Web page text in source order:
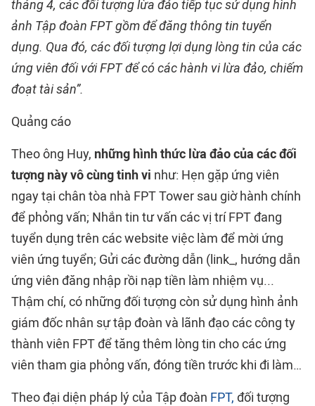
tháng 4, các đối tượng lừa đảo tiếp tục sử dụng hình
ảnh Tập đoàn FPT gồm để đăng thông tin tuyển
dụng. Qua đó, các đối tượng lợi dụng lòng tin của các
ứng viên đối với FPT để có các hành vi lừa đảo, chiếm
đoạt tài sản”.
Quảng cáo
Theo ông Huy, những hình thức lừa đảo của các đối
tượng này vô cùng tinh vi như: Hẹn gặp ứng viên
ngay tại chân tòa nhà FPT Tower sau giờ hành chính
để phỏng vấn; Nhắn tin tư vấn các vị trí FPT đang
tuyển dụng trên các website việc làm để mời ứng
viên ứng tuyển; Gửi các đường dẫn (link_, hướng dẫn
ứng viên đăng nhập rồi nạp tiền làm nhiệm vụ...
Thậm chí, có những đối tượng còn sử dụng hình ảnh
giám đốc nhân sự tập đoàn và lãnh đạo các công ty
thành viên FPT để tăng thêm lòng tin cho các ứng
viên tham gia phỏng vấn, đóng tiền trước khi đi làm…
Theo đại diện pháp lý của Tập đoàn FPT, đối tượng